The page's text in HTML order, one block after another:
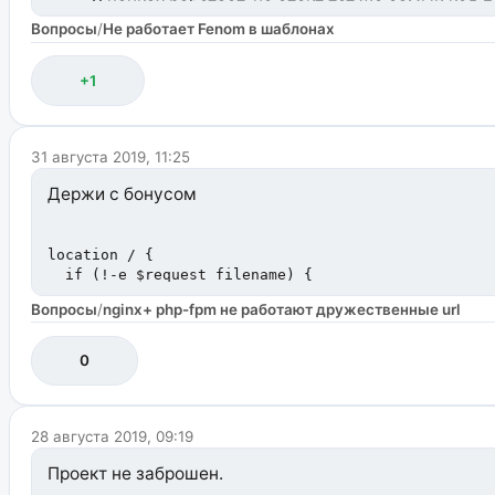
Тот же самый?
Ну как бы разница очевидна.
читаем
Вопросы/Не работает Fenom в шаблонах
+1
31 августа 2019, 11:25
Держи с бонусом
location / {
  if (!-e $request_filename) {
    rewrite ^/(.*)$ /index.php?q=$1 last;
  }
}
location ~* ^/core/ {
Вопросы/nginx+ php-fpm не работают дружественные url
0
28 августа 2019, 09:19
Проект не заброшен.